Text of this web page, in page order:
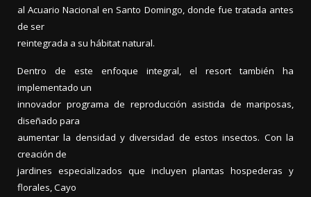
al Acuario Nacional en Santo Domingo, donde fue tratada antes
de ser
reintegrada a su hábitat natural.
Dentro de este enfoque integral, el resort también ha
implementado un
innovador programa de reproducción asistida de mariposas,
diseñado para
aumentar la densidad y diversidad de estos insectos. Con la
creación de
jardines especializados que incluyen plantas hospederas y
florales, Cayo